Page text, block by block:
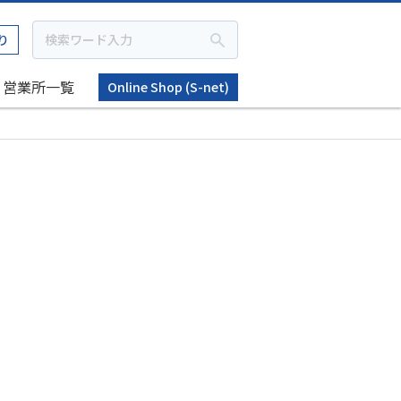
営業所一覧
Online Shop (S-net)